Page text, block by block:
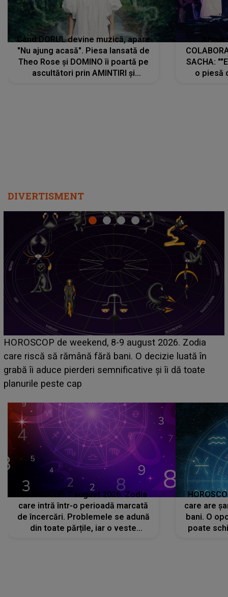
Când DORUL devine muzică, apare
"Nu ajung acasă". Piesa lansată de
Theo Rose și DOMINO îi poartă pe
ascultători prin AMINTIRI și
SACHA:
o piesă
DIVERTISMENT
Emanuel a ținut ACEST DETALIU ASCUNS până
acum! În fața Alexandrei, concurentul din Casa Iubirii
face o MĂRTURISIRE NEAȘTEPTATĂ despre mama
sa: "I-am spus și ei în față, eu nu te iubesc pentru
HOROSCOP 7 august 2026. Zodia
care intră într-o perioadă marcată
de încercări. Problemele se adună
din toate părțile, iar o veste
care are
bani. O
poate